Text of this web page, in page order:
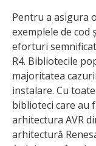
Pentru a asigura
exemplele de cod
eforturi
R4. Bibliotecile
majoritatea
instalare. Cu
biblioteci care
arhitectura AVR
arhitectură